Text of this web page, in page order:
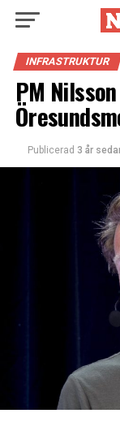
INFRASTRUKTUR
PM
Publicerad 3 år